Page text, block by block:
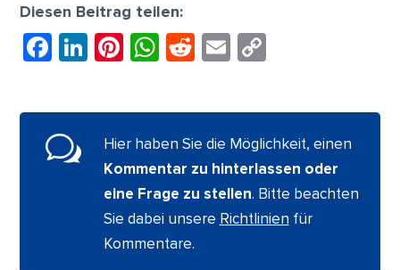
Diesen Beitrag teilen:
F
c
e
b
Li
k
dI
Pi
er
e
st
W
at
s
A
p
p
R
d
di
t
E
ai
l
p
y
Li
n
k
w
Hier haben Sie die Möglichkeit, einen
Kommentar zu hinterlassen oder
eine Frage zu stellen. Bitte beachten
Sie dabei unsere Richtlinien für
Kommentare.